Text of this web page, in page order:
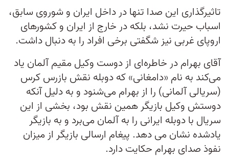
تاثیرگذاری این صدا تنها در داخل ایران و شوروی سابق،
اسباب حیرت نشد، بلکه در خارج از ایران و کشورهای
اروپای غربی نیز شگفتی برخی افراد را به دنبال داشت.
آقای بهرام در خاطره‌ای از دوست وکیل مقیم آلمان یاد
می‌کند به نام «دامغانی» که دوبله نقش بازرس کرس
(سریالی آلمانی) را از بهرام می‌شنود و به دلیل آنکه
دوستش وکیل بازیگر همین نقش بود، بخشی از این
سریال با دوبله ایرانی را به آلمان می‌برد و به بازیگر
یادشده نشان می دهد. پیغام ارسالی بازیگر از میزان
نفوذ صدای بهرام حکایت دارد.